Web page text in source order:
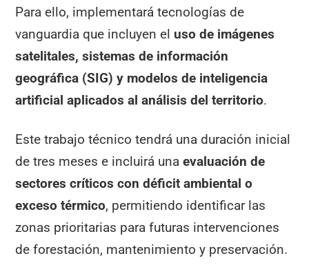
Para ello, implementará tecnologías de
vanguardia que incluyen el uso de imágenes
satelitales, sistemas de información
geográfica (SIG) y modelos de inteligencia
artificial aplicados al análisis del territorio.
Este trabajo técnico tendrá una duración inicial
de tres meses e incluirá unaevaluación de
sectores críticos con déficit ambiental o
exceso térmico, permitiendo identificar las
zonas prioritarias para futuras intervenciones
de forestación, mantenimiento y preservación.